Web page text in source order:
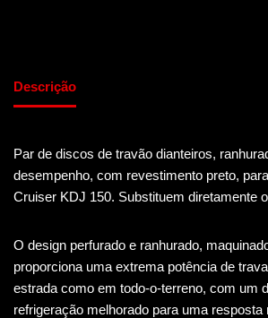
Descrição
Par de discos de travão dianteiros,
desempenho, com revestimento preto,
Cruiser KDJ 150. Substituem diretamente
O design perfurado e ranhurado,
proporciona uma extrema potência de
estrada como em todo-o-terreno, com um
refrigeração melhorado para uma resposta